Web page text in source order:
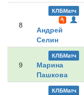
8
КЛБМатч
Андрей
Селин
9
КЛБМатч
Марина
Пашкова
КЛБМатч